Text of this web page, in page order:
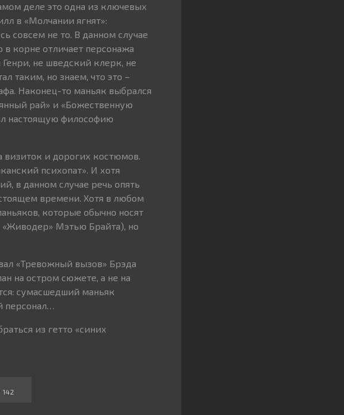
деле это одна из ключевых
в «Молчании ягнят»:
совсем не то. В данном случае
корне отличает персонажа
не шведский клерк, не
таким, но знаем, что это –
Наконец-то маньяк выбрался
рай» и «Божественную
настоящую философию
визиток и дорогих костюмов.
психопат». И хотя
в данном случае речь опять
времени. Хотя в любом
которые обычно носят
Мэтью Брайта), но
«Тревожный вызов» Брэда
на остром сюжете, а не на
сумасшедший маньяк
персонал…
из гетто «синих
142